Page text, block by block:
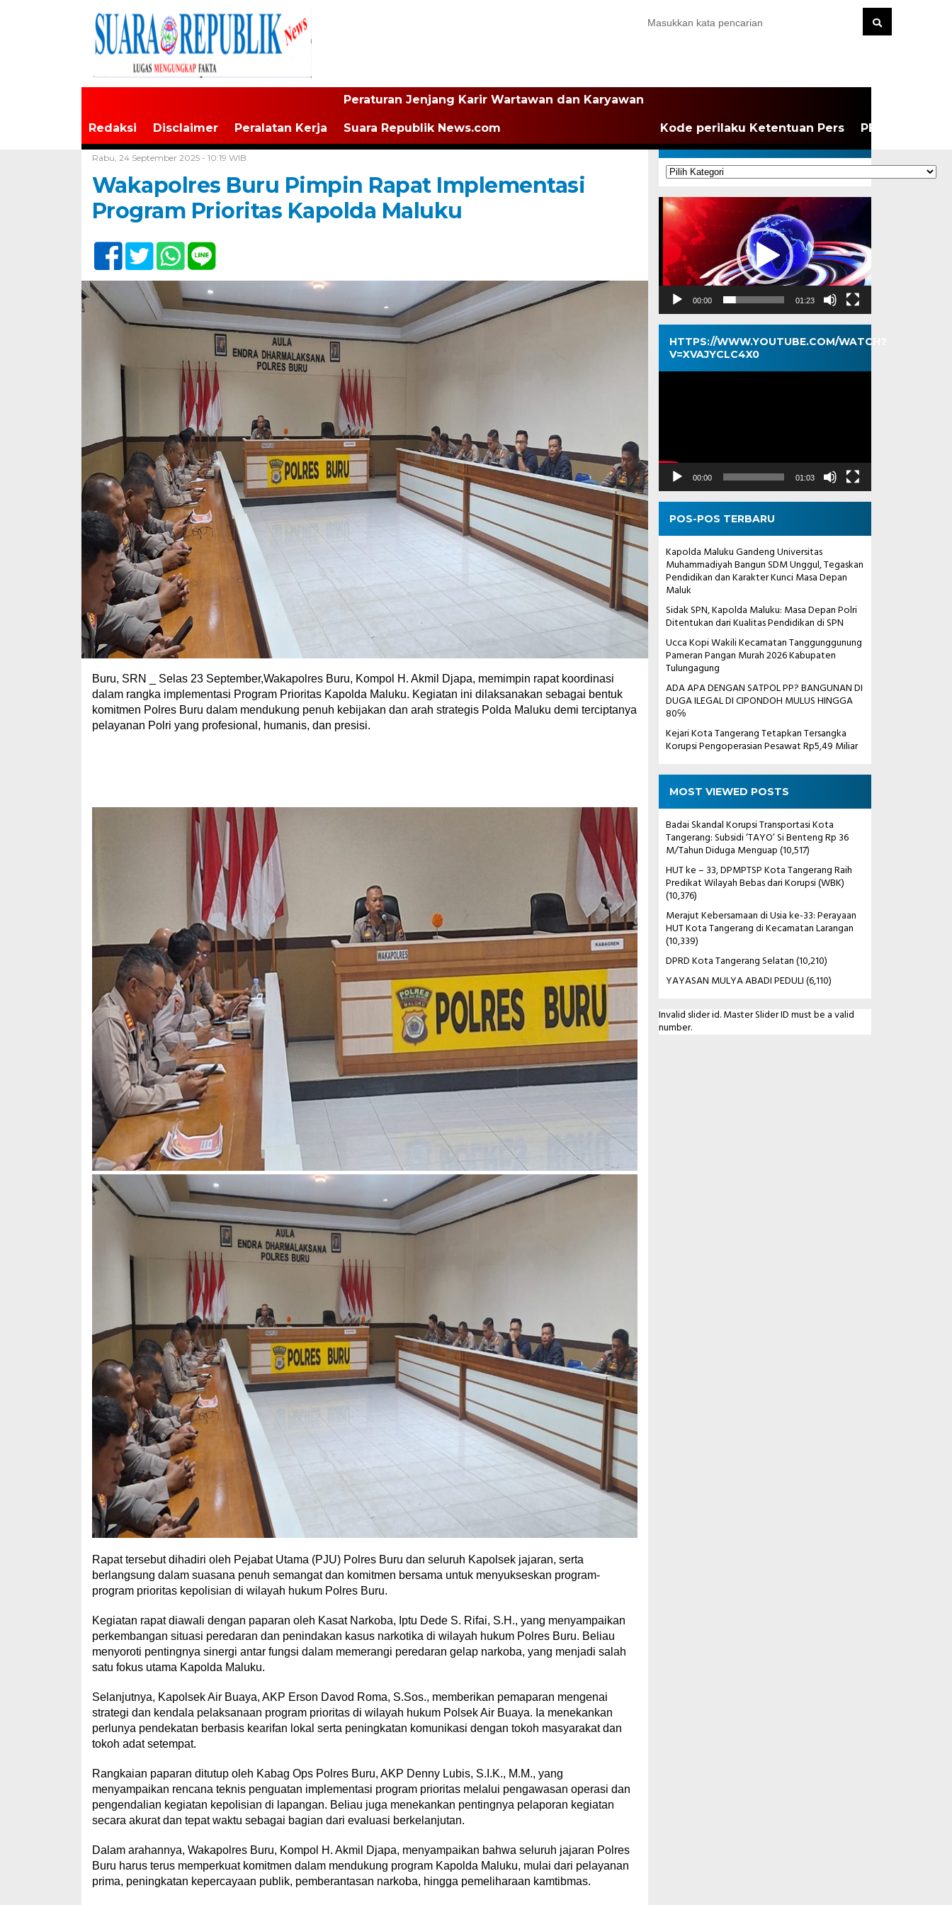
Redaksi Disclaimer Peralatan Kerja
Peraturan Jenjang Karir Wartawan dan Karyawan
Suara Republik News.com Kode perilaku Ketentuan Pers PEDOMAN
Rabu, 24 September 2025 - 10:19 WIB
Wakapolres Buru Pimpin Rapat Implementasi
Program Prioritas Kapolda Maluku
Buru, SRN _ Selas 23 September,Wakapolres Buru, Kompol H. Akmil Djapa, memimpin rapat koordinasi
dalam rangka implementasi Program Prioritas Kapolda Maluku. Kegiatan ini dilaksanakan sebagai bentuk
komitmen Polres Buru dalam mendukung penuh kebijakan dan arah strategis Polda Maluku demi terciptanya
pelayanan Polri yang profesional, humanis, dan presisi.
Rapat tersebut dihadiri oleh Pejabat Utama (PJU) Polres Buru dan seluruh Kapolsek jajaran, serta
berlangsung dalam suasana penuh semangat dan komitmen bersama untuk menyukseskan program-
program prioritas kepolisian di wilayah hukum Polres Buru.
Kegiatan rapat diawali dengan paparan oleh Kasat Narkoba, Iptu Dede S. Rifai, S.H., yang menyampaikan
perkembangan situasi peredaran dan penindakan kasus narkotika di wilayah hukum Polres Buru. Beliau
menyoroti pentingnya sinergi antar fungsi dalam memerangi peredaran gelap narkoba, yang menjadi salah
satu fokus utama Kapolda Maluku.
Selanjutnya, Kapolsek Air Buaya, AKP Erson Davod Roma, S.Sos., memberikan pemaparan mengenai
strategi dan kendala pelaksanaan program prioritas di wilayah hukum Polsek Air Buaya. Ia menekankan
perlunya pendekatan berbasis kearifan lokal serta peningkatan komunikasi dengan tokoh masyarakat dan
tokoh adat setempat.
Rangkaian paparan ditutup oleh Kabag Ops Polres Buru, AKP Denny Lubis, S.I.K., M.M., yang
menyampaikan rencana teknis penguatan implementasi program prioritas melalui pengawasan operasi dan
pengendalian kegiatan kepolisian di lapangan. Beliau juga menekankan pentingnya pelaporan kegiatan
secara akurat dan tepat waktu sebagai bagian dari evaluasi berkelanjutan.
Dalam arahannya, Wakapolres Buru, Kompol H. Akmil Djapa, menyampaikan bahwa seluruh jajaran Polres
Buru harus terus memperkuat komitmen dalam mendukung program Kapolda Maluku, mulai dari pelayanan
prima, peningkatan kepercayaan publik, pemberantasan narkoba, hingga pemeliharaan kamtibmas.
KATEGORI
Kategori
Pemutar
Video
00:00 01:23
HTTPS://WWW.YOUTUBE.COM/WATCH?
V=XVAJYCLC4X0
Pemutar
00:00 01:03
POS-POS TERBARU
Kapolda Maluku Gandeng Universitas
Muhammadiyah Bangun SDM Unggul, Tegaskan
Pendidikan dan Karakter Kunci Masa Depan
Maluk
Sidak SPN, Kapolda Maluku: Masa Depan Polri
Ditentukan dari Kualitas Pendidikan di SPN
Ucca Kopi Wakili Kecamatan Tanggunggunung
Pameran Pangan Murah 2026 Kabupaten
Tulungagung
ADA APA DENGAN SATPOL PP? BANGUNAN DI
DUGA ILEGAL DI CIPONDOH MULUS HINGGA
80℅
Kejari Kota Tangerang Tetapkan Tersangka
Korupsi Pengoperasian Pesawat Rp5,49 Miliar
MOST VIEWED POSTS
Badai Skandal Korupsi Transportasi Kota
Tangerang: Subsidi ‘TAYO’ Si Benteng Rp 36
M/Tahun Diduga Menguap(10,517)
HUT ke – 33, DPMPTSP Kota Tangerang Raih
Predikat Wilayah Bebas dari Korupsi (WBK)
(10,376)
Merajut Kebersamaan di Usia ke-33: Perayaan
HUT Kota Tangerang di Kecamatan Larangan
(10,339)
DPRD Kota Tangerang Selatan(10,210)
YAYASAN MULYA ABADI PEDULI(6,110)
Invalid slider id. Master Slider ID must be a valid
number.